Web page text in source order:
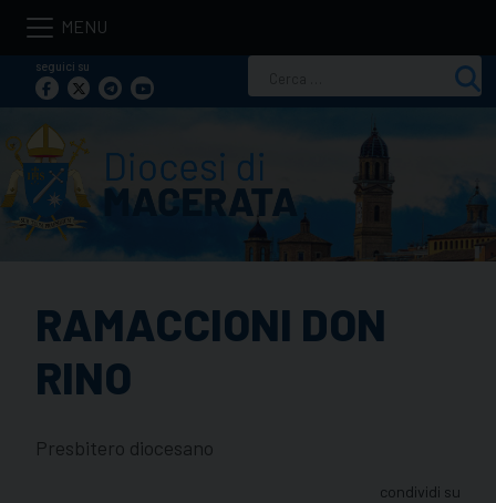
Skip
contentseguici su
per:
RAMACCIONI DON
RINO
Presbitero diocesano
condividi su